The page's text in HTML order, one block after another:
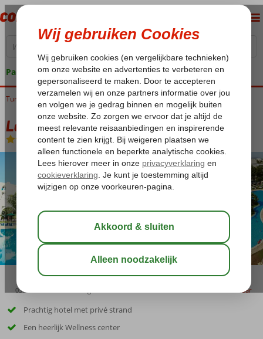
Pakketgarantie
Home
Tunesië Golf van Hammamet Hammamet Lella Baya & Thalasso
Lella Baya & Thalasso
All Inclusive-Hotel
03:00 bewaar
Prachtig hotel met privé strand
Een heerlijk Wellness center